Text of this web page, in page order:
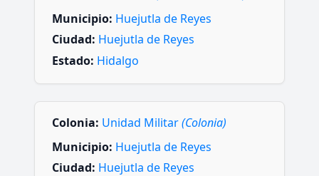
Municipio: Huejutla de Reyes
Ciudad: Huejutla de Reyes
Estado: Hidalgo
Colonia: Unidad Militar(Colonia)
Municipio: Huejutla de Reyes
Ciudad: Huejutla de Reyes